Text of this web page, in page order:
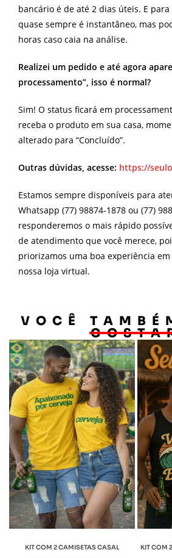
bancário é de até 2 dias úteis. E
quase sempre é instantâneo, mas
horas caso caia na análise.
Realizei um pedido e até agora
processamento”, isso é normal?
Sim! O status ficará em
receba o produto em sua casa,
alterado para “Concluído”.
Outras dúvidas, acesse: https://
Estamos sempre disponíveis para
Whatsapp (77) 98874-1878 ou (77)
responderemos o mais rápido
de atendimento que você merece,
priorizamos uma boa experiência
nossa loja virtual.
VOCÊ
KIT COM 2 CAMISETAS CASAL
KIT COM